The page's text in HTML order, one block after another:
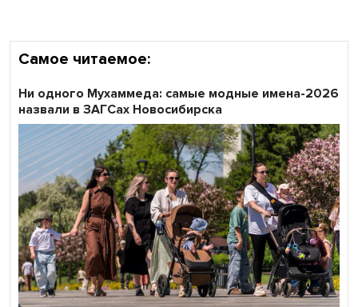
Самое читаемое:
Ни одного Мухаммеда: самые модные имена-2026
назвали в ЗАГСах Новосибирска